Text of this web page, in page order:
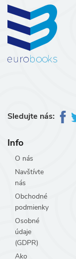
Sledujte nás:
Info
O nás
Navštívte
nás
Obchodné
podmienky
Osobné
údaje
(GDPR)
Ako